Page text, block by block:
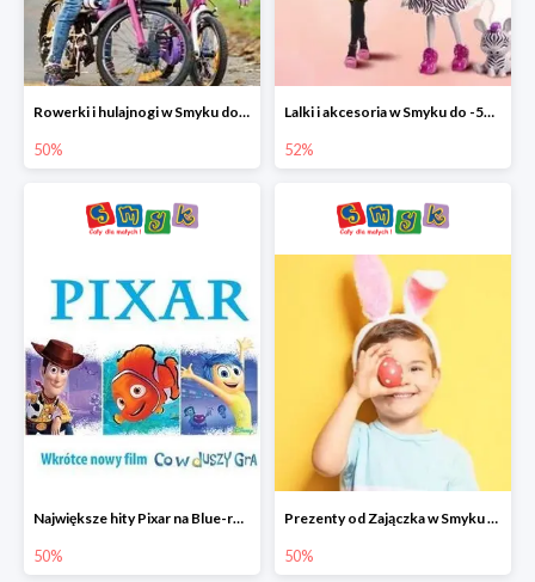
Rowerki i hulajnogi w Smyku do -50%
50%
Lalki i akcesoria w Smyku do -52%
52%
Największe hity Pixar na Blue-rey i DVD w Smyku - drugi film -50%
50%
Prezenty od Zajączka w Smyku do -50%
50%